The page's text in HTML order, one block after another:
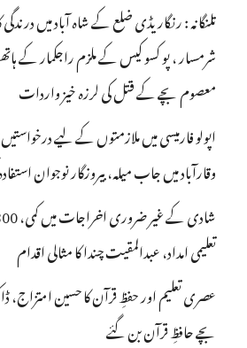
تلنگانہ : رنگاریڈی ضلع کے شاہ آباد میں
معصوم بچے کے قتل کی لرزہ خیز واردات
وقارآباد میں جاب میلہ، بیروزگار نوجوان
تعلیمی امداد، عبدالمقیت چندا کا مثالی اقدام
عصری تعلیم اور حفظِ قرآن کا حسین امتزاج،
بچے حافظِ قرآن بن گئے